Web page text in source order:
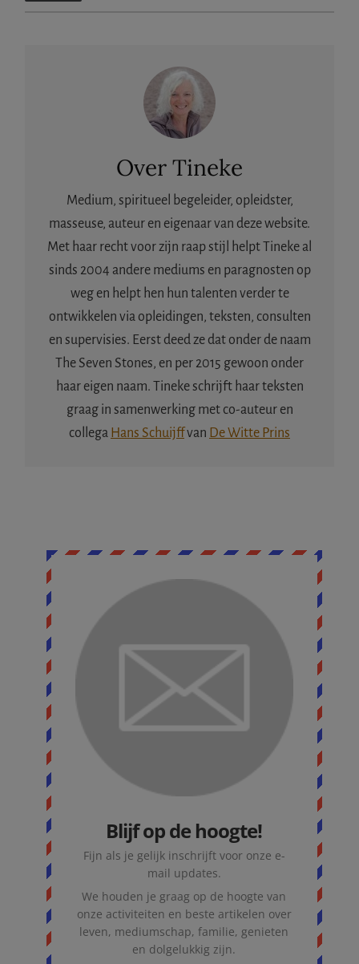
OverTineke
Medium, spiritueel begeleider, opleidster,
masseuse, auteur en eigenaar van deze website.
Met haar recht voor zijn raap stijl helpt Tineke al
sinds 2004 andere mediums en paragnosten op
weg en helpt hen hun talenten verder te
ontwikkelen via opleidingen, teksten, consulten
en supervisies. Eerst deed ze dat onder de naam
The Seven Stones, en per 2015 gewoon onder
haar eigen naam. Tineke schrijft haar teksten
graag in samenwerking met co-auteur en
collega Hans Schuijffvan De Witte Prins
Blijf op de hoogte!
Fijn als je gelijk inschrijft voor onze e-
mail updates.
We houden je graag op de hoogte van
onze activiteiten en beste artikelen over
leven, mediumschap, familie, genieten
en dolgelukkig zijn.